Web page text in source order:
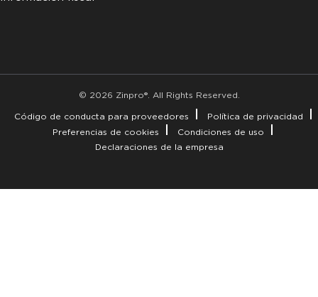
© 2026 Zinpro®. All Rights Reserved.
Código de conducta para proveedores
Política de privacidad
Preferencias de cookies
Condiciones de uso
Declaraciones de la empresa